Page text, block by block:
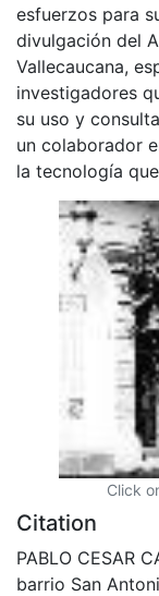
esfuerzos para
divulgación del
Vallecaucana,
investigadores
su uso y
un colaborador
la tecnología
Click
Citation
PABLO CESAR
barrio San